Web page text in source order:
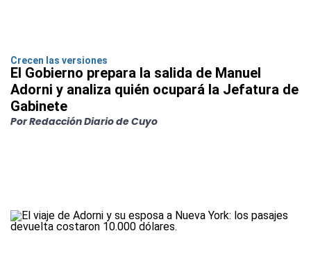
Crecen las versiones
El Gobierno prepara la salida de Manuel
Adorni y analiza quién ocupará la Jefatura de
Gabinete
Por Redacción Diario de Cuyo